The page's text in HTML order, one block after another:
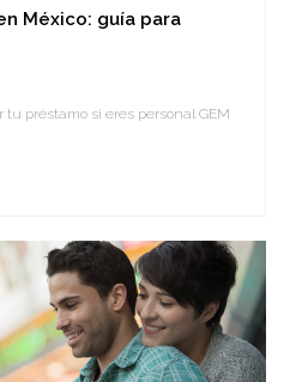
México: guía para
tu préstamo si eres personal GEM